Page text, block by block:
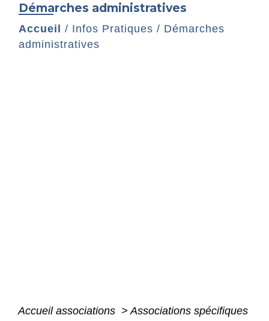
Démarches administratives
Accueil / Infos Pratiques / Démarches
administratives
Accueil associations > Associations spécifiques